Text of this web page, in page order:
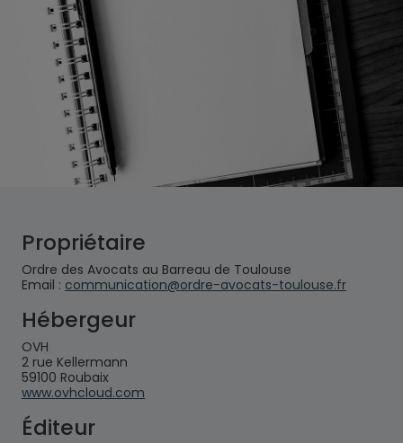
Propriétaire
Ordre des Avocats au Barreau de Toulouse
Email : communication@ordre-avocats-toulouse.fr
Hébergeur
OVH
2 rue Kellermann
59100 Roubaix
www.ovhcloud.com
Éditeur